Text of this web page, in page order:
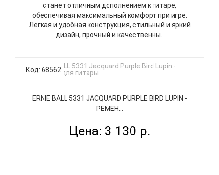
станет отличным дополнением к гитаре,
обеспечивая максимальный комфорт при игре.
Легкая и удобная конструкция, стильный и яркий
дизайн, прочный и качественны..
Код: 68562
ERNIE BALL 5331 JACQUARD PURPLE BIRD LUPIN -
РЕМЕН...
Цена: 3 130 р.